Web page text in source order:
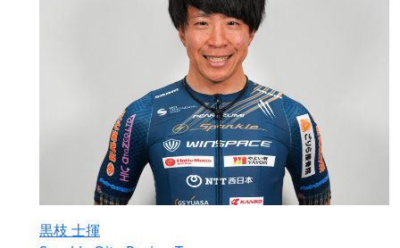
黒枝 士揮